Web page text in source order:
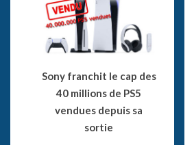
Sony franchit le cap des
40 millions de PS5
vendues depuis sa
sortie